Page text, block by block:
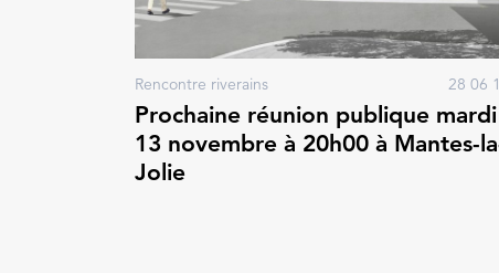
Rencontre riverains 28 06
Prochaine réunion publique mardi
13 novembre à 20h00 à Mantes-
Jolie